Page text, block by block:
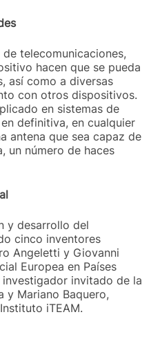
telecomunicaciones,
hacen que se pueda
así como a diversas
con otros dispositivos.
en sistemas de
definitiva, en cualquier
antena que sea capaz de
un número de haces
y desarrollo del
cinco inventores
Angeletti y Giovanni
Europea en Países
invitado de la
y Mariano Baquero,
iTEAM.